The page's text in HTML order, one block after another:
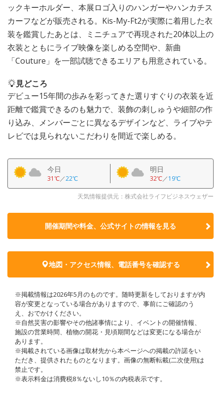
ックキーホルダー、本展ロゴ入りのハンガーやハンカチス
カーフなどが販売される。Kis-My-Ft2が実際に着用した衣
装を鑑賞したあとは、ミニチュアで再現された20体以上の
衣装とともにライブ映像を楽しめる空間や、新曲
「Couture」を一部試聴できるエリアも用意されている。
見どころ
デビュー15年間の歩みを彩ってきた選りすぐりの衣装を近
距離で鑑賞できるのも魅力で、装飾の刺しゅうや細部の作
り込み、メンバーごとに異なるデザインなど、ライブやテ
レビでは見られないこだわりを間近で楽しめる。
今日
31℃／22℃
明日
32℃／19℃
天気情報提供元：株式会社ライフビジネスウェザー
開催期間や料金、公式サイトの情報を見る
地図・アクセス情報、電話番号を確認する
※掲載情報は2026年5月のものです。随時更新をしておりますが内
容が変更となっている場合がありますので、事前にご確認のう
え、おでかけください。
※自然災害の影響やその他諸事情により、イベントの開催情報、
施設の営業時間、植物の開花・見頃期間などは変更になる場合が
あります。
※掲載されている画像は取材先から本ページへの掲載の許諾をい
ただき、提供されたものとなります。画像の無断転載(二次使用)は
禁止です。
※表示料金は消費税8％ないし10％の内税表示です。